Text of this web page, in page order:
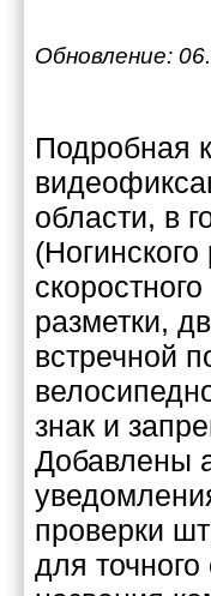
Обновление:
Подробная
области, в
разметки,
встречной
знак и
Добавлены
проверки
для